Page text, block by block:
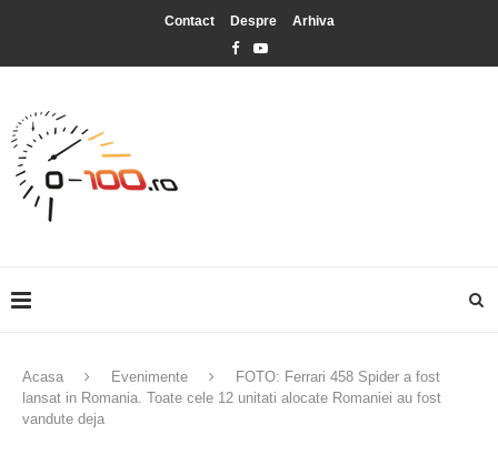
Contact Despre Arhiva
Acasa Evenimente
FOTO: Ferrari 458 Spider a fost
lansat in Romania. Toate cele 12 unitati alocate Romaniei au fost
vandute deja